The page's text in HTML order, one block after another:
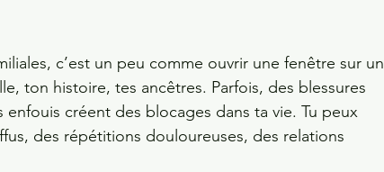
c’est un peu comme ouvrir une fenêtre sur un
ton histoire, tes ancêtres. Parfois, des blessures
créent des blocages dans ta vie. Tu peux
des répétitions douloureuses, des relations